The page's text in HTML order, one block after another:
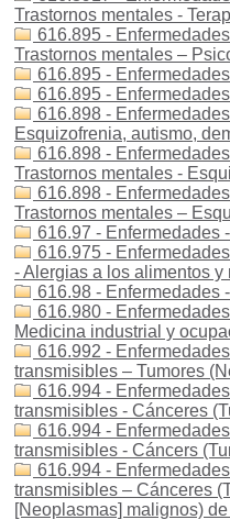
Trastornos mentales -
616.895 -
Trastornos mentales –
616.895 -
616.895 -
616.898 -
Esquizofrenia, autismo,
616.898 -
Trastornos mentales -
616.898 -
Trastornos mentales –
616.97 - Enfermedades
616.975 -
- Alergias a los alimentos y
616.98 - Enfermedades
616.980 -
Medicina industrial y
616.992 -
transmisibles – Tumores
616.994 -
transmisibles - Cánceres
616.994 -
transmisibles - Cáncers
616.994 -
transmisibles – Cánceres
[Neoplasmas] malignos)